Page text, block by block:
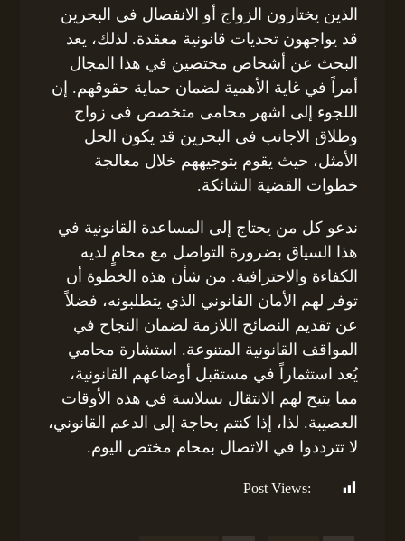
الذين يختارون الزواج أو الانفصال في البحرين
قد يواجهون تحديات قانونية معقدة. لذلك، يعد
البحث عن أشخاص مختصين في هذا المجال
أمراً في غاية الأهمية لضمان حماية حقوقهم. إن
اللجوء إلى اشهر محامى متخصص فى زواج
وطلاق الاجانب فى البحرين قد يكون الحل
الأمثل، حيث يقوم بتوجيههم خلال معالجة
خطوات القضية الشائكة.
ندعو كل من يحتاج إلى المساعدة القانونية في
هذا السياق بضرورة التواصل مع محامٍ لديه
الكفاءة والاحترافية. من شأن هذه الخطوة أن
توفر لهم الأمان القانوني الذي يتطلبونه، فضلاً
عن تقديم النصائح اللازمة لضمان النجاح في
المواقف القانونية المتنوعة. استشارة محامي
يُعد استثماراً في مستقبل أوضاعهم القانونية،
مما يتيح لهم الانتقال بسلاسة في هذه الأوقات
العصيبة. لذا، إذا كنتم بحاجة إلى الدعم القانوني،
لا تترددوا في الاتصال بمحام مختص اليوم.
Post Views: